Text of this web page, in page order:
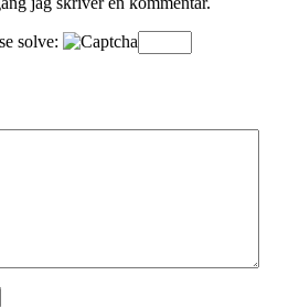
solve: